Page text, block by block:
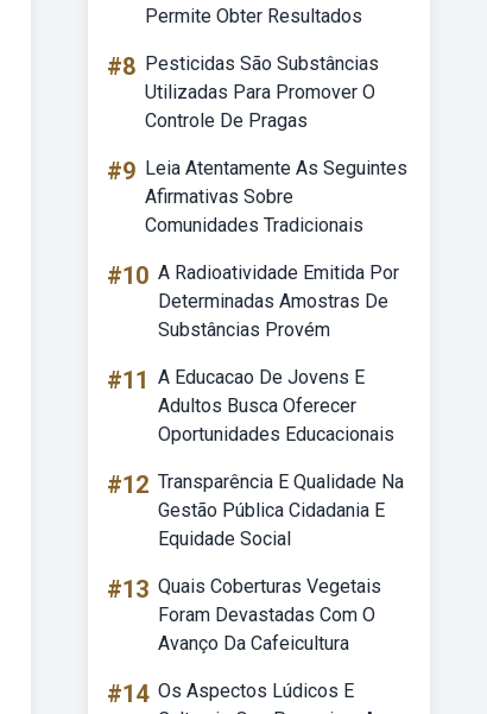
Permite Obter Resultados
#8 Pesticidas São Substâncias
Utilizadas Para Promover O
Controle De Pragas
#9 Leia Atentamente As Seguintes
Afirmativas Sobre
Comunidades Tradicionais
#10 A Radioatividade Emitida Por
Determinadas Amostras De
Substâncias Provém
#11 A Educacao De Jovens E
Adultos Busca Oferecer
Oportunidades Educacionais
#12 Transparência E Qualidade Na
Gestão Pública Cidadania E
Equidade Social
#13 Quais Coberturas Vegetais
Foram Devastadas Com O
Avanço Da Cafeicultura
#14 Os Aspectos Lúdicos E